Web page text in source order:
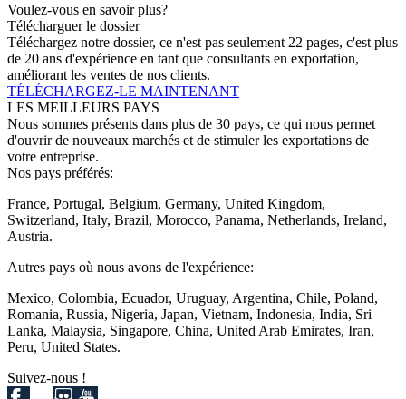
Voulez-vous en savoir plus?
Télécharguer le dossier
Téléchargez notre dossier, ce n'est pas seulement 22 pages, c'est plus
de 20 ans d'expérience en tant que consultants en exportation,
améliorant les ventes de nos clients.
TÉLÉCHARGEZ-LE MAINTENANT
LES MEILLEURS PAYS
Nous sommes présents dans plus de 30 pays, ce qui nous permet
d'ouvrir de nouveaux marchés et de stimuler les exportations de
votre entreprise.
Nos pays préférés:
France, Portugal, Belgium, Germany, United Kingdom,
Switzerland, Italy, Brazil, Morocco, Panama, Netherlands, Ireland,
Austria.
Autres pays où nous avons de l'expérience:
Mexico, Colombia, Ecuador, Uruguay, Argentina, Chile, Poland,
Romania, Russia, Nigeria, Japan, Vietnam, Indonesia, India, Sri
Lanka, Malaysia, Singapore, China, United Arab Emirates, Iran,
Peru, United States.
Suivez-nous !